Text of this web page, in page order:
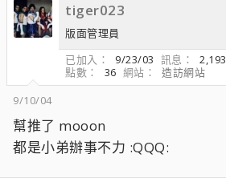
tiger023
版面管理員
已加入
9/23/03 訊息 2,193
點數
36 網站
造訪網站
9/10/04
幫推了 mooon
都是小弟辦事不力 :QQQ: